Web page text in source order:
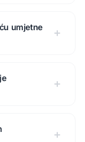
umjetne